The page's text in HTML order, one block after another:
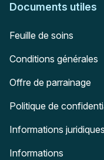
Documents utiles
Feuille de soins
Conditions générales
Offre de parrainage
Politique de
Informations juridiques
Informations